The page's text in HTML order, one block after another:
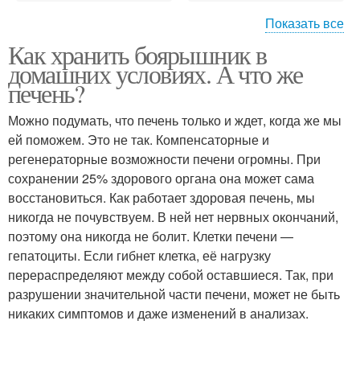
боярышника
Боярышник с медом
Компот из боярышника
Варение из
боярышника
Показать все
Как хранить боярышник в
домашних условиях. А что же
печень?
Можно подумать, что печень только и ждет, когда же мы
ей поможем. Это не так. Компенсаторные и
регенераторные возможности печени огромны. При
сохранении 25% здорового органа она может сама
восстановиться. Как работает здоровая печень, мы
никогда не почувствуем. В ней нет нервных окончаний,
поэтому она никогда не болит. Клетки печени —
гепатоциты. Если гибнет клетка, её нагрузку
перераспределяют между собой оставшиеся. Так, при
разрушении значительной части печени, может не быть
никаких симптомов и даже изменений в анализах.